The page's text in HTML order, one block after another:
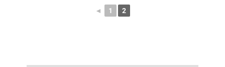
◄ 1 2